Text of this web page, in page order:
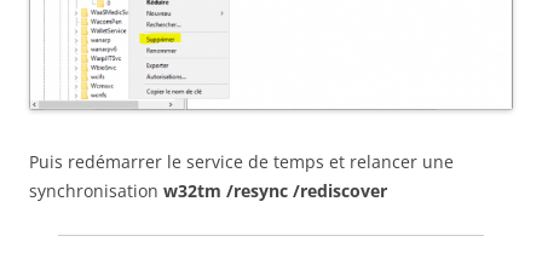
Puis redémarrer le service de temps et relancer une
synchronisation w32tm /resync /rediscover